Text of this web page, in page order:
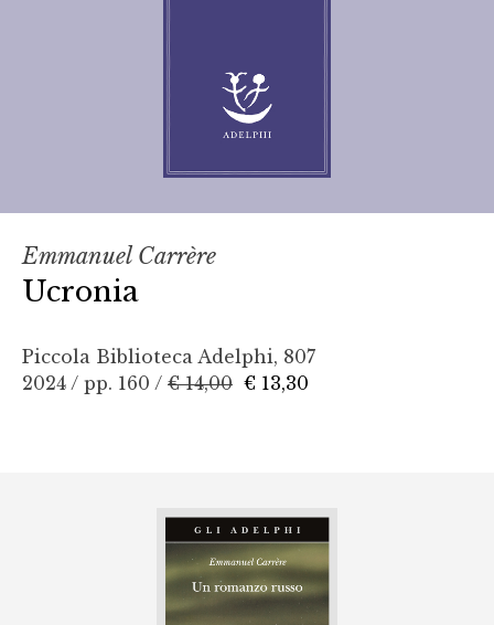
Emmanuel Carrère
Ucronia
Piccola Biblioteca Adelphi, 807
2024 / pp. 160 / € 14,00 € 13,30